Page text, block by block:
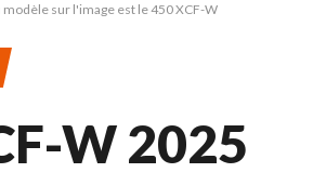
modèle sur l'image est le 450 XCF-W
W 2025